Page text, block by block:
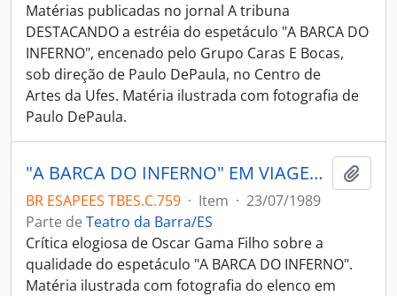
Matérias publicadas no jornal A tribuna
DESTACANDO a estréia do espetáculo "A BARCA DO
INFERNO", encenado pelo Grupo Caras E Bocas,
sob direção de Paulo DePaula, no Centro de
Artes da Ufes. Matéria ilustrada com fotografia de
Paulo DePaula.
"A BARCA DO INFERNO" EM VIAGEM SEGURA
BR ESAPEES TBES.C.759 · Item · 23/07/1989
Parte de Teatro da Barra/ES
Crítica elogiosa de Oscar Gama Filho sobre a
qualidade do espetáculo "A BARCA DO INFERNO".
Matéria ilustrada com fotografia do elenco em